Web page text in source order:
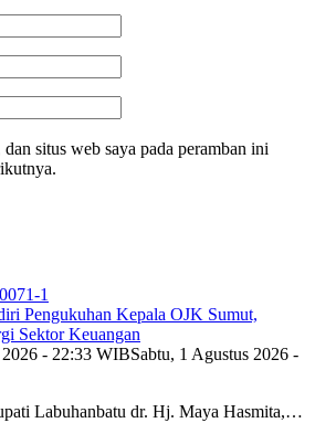
situs web saya pada peramban ini
Pengukuhan Kepala OJK Sumut,
Sektor Keuangan
2026 - 22:33 WIBSabtu, 1 Agustus 2026 -
Labuhanbatu dr. Hj. Maya Hasmita,…